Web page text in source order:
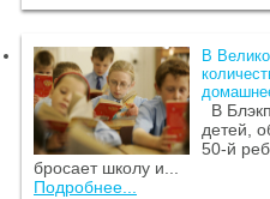
В
В
детей,
50-й
бросает школу и...
Подробнее...